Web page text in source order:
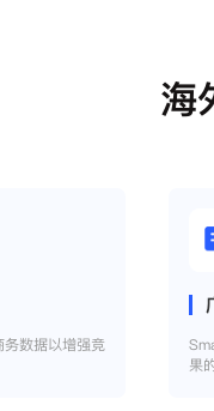
海
数据以增强竞
果